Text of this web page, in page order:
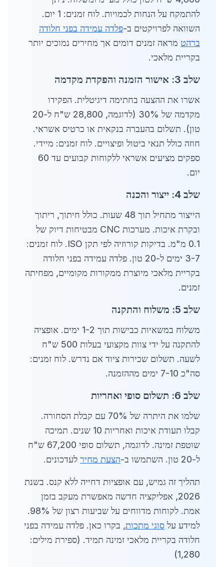
להתמקח על הנחות לכמויות. לוח זמנים: 1 יום.
השוואה לפרויקטים ב-פלדה עמידה בפני חלודה
ברהט מראה זמנים דומים אך מחירים נמוכים יותר
בקריית מלאכי.
שלב 3: אישור הזמנה והפקדת מקדמה
אשרו את ההצעה בחתימה דיגיטלית. הפקידו
מקדמה של 30% (לדוגמה, 28,800 ש"ח ל-20
טון). תשלום בהעברה בנקאית או כרטיס אשראי.
חוזה כולל תנאי ביטול ופיצויים. לוח זמנים: מיידי.
ספקים מציעים אשראי ללקוחות קבועים עד 60
יום.
שלב 4: ייצור והכנה
הייצור מתחיל תוך 48 שעות. כולל חיתוך, ריתוך
ובקרת איכות. מערכות CNC מבטיחות דיוק של
0.1 מ"מ. בדיקות קורוזיה לפי תקן ISO. לוח זמנים:
3-7 ימים ל-20 טון. פלדה עמידה בפני חלודה
בקריית מלאכי מיוצרת ממקורות מקומיים, מפחיתה
זמנים.
שלב 5: משלוח והתקנה
משלוח במשאיות כבישות תוך 1-2 ימים. אופציה
להתקנה על ידי צוות מקצועי בעלות 500 ש"ח
לשעה. תשלום שכירות ציוד אם נדרש. לוח זמנים:
סה"כ 7-10 ימים מההזמנה.
שלב 6: תשלום סופי ואחריות
שלמו את היתרה של 70% עם קבלת הסחורה.
קבלו תעודת איכות ואחריות 10 שנים. תמיכה
שוטפת זמינה. לדוגמה, תשלום סופי 67,200 ש"ח
ל-20 טון. השתמשו ב-
הצעת מחיר לעדכונים.
תהליך זה גמיש, עם אופציות דחייה ללא קנס. בשנת
2026, אפליקציה חדשה מאפשרת מעקב בזמן
אמת. לקוחות מדווחים על שביעות רצון של 98%.
למידע על סוגי מתכות, בקרו כאן. פלדה עמידה בפני
חלודה בקריית מלאכי זמינה תמיד. (ספירת מילים:
1,280)